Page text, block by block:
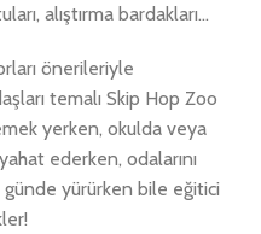
alıştırma bardakları…
önerileriyle
temalı Skip Hop Zoo
yerken, okulda veya
ederken, odalarını
yürürken bile eğitici